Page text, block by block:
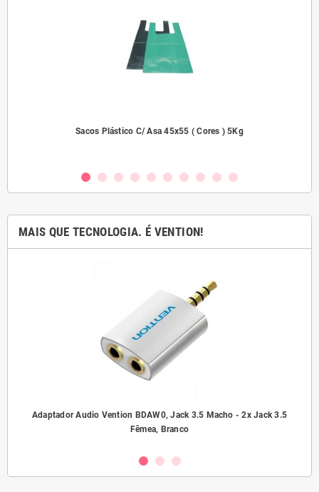
Sacos Plástico C/ Asa 45x55 ( Cores ) 5Kg
MAIS QUE TECNOLOGIA. É VENTION!
Adaptador Audio Vention BDAW0, Jack 3.5 Macho - 2x Jack 3.5
Fêmea, Branco